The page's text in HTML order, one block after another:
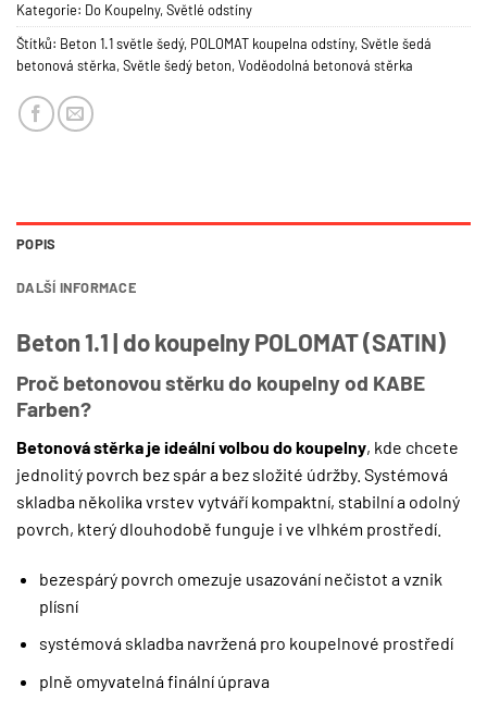
Kategorie: Do Koupelny,Světlé odstíny
Štítků: Beton 1.1 světle šedý, POLOMAT koupelna odstíny,Světle šedá
betonová stěrka,Světle šedý beton,Voděodolná betonová stěrka
POPIS
DALŠÍ INFORMACE
Beton 1.1 | do koupelny POLOMAT (SATIN)
Proč betonovou stěrku do koupelny od KABE
Farben?
Betonová stěrka je ideální volbou do koupelny, kde chcete
jednolitý povrch bez spár a bez složité údržby. Systémová
skladba několika vrstev vytváří kompaktní, stabilní a odolný
povrch, který dlouhodobě funguje i ve vlhkém prostředí.
bezespárý povrch omezuje usazování nečistot a vznik
plísní
systémová skladba navržená pro koupelnové prostředí
plně omyvatelná finální úprava